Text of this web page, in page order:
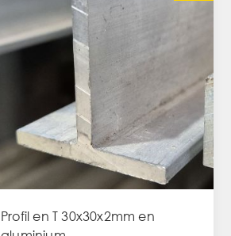
Profil en T 30x30x2mm en